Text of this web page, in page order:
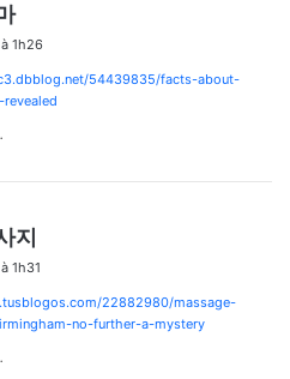
t
:
1h26
54439835/facts-about-
지
t
:
1h31
22882980/massage-
no-further-a-mystery